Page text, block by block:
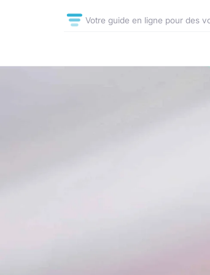
Votre guide en ligne pour des